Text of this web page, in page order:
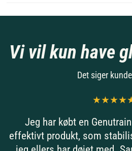
Vi vil kun have
Det siger
Jeg har købt en
effektivt produkt, som